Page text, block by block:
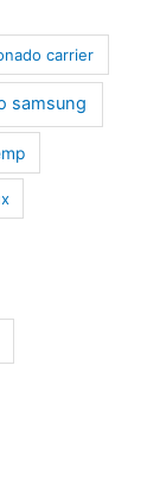
carrier
samsung